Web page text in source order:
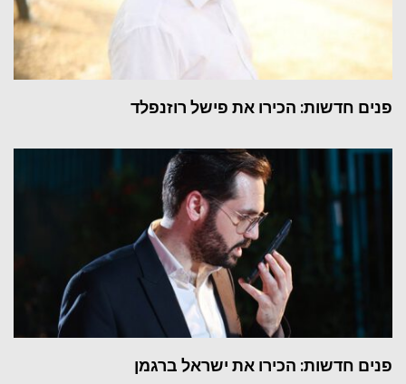
פנים חדשות: הכירו את פישל רוזנפלד
פנים חדשות: הכירו את ישראל ברגמן